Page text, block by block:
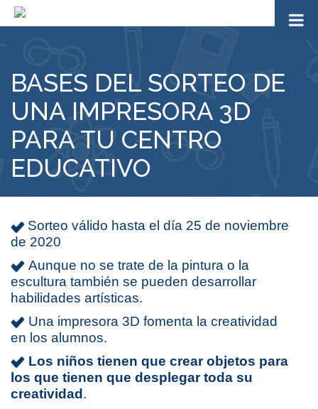
BASES DEL SORTEO DE
UNA IMPRESORA 3D
PARA TU CENTRO
EDUCATIVO
Sorteo válido hasta el día 25 de noviembre
de 2020
Aunque no se trate de la pintura o la
escultura también se pueden desarrollar
habilidades artísticas.
Una impresora 3D fomenta la creatividad
en los alumnos.
Los niños tienen que crear objetos para
los que tienen que desplegar toda su
creatividad .